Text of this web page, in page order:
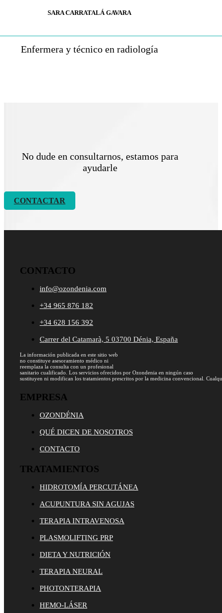
SARA CARRATALÁ GAVARA
Enfermera y técnico en radiología
No dude en consultarnos, estamos para
ayudarle
CONTACTAR
CONTACTO
info@ozondenia.com
+34 965 876 182
+34 628 156 392
Carrer del Catamarà, 5 03700 Dénia, España
La información publicada en este sitio web
no constituye asesoramiento médico ni
reemplaza la consulta con un profesional
sanitario cualificado. Los servicios ofrecidos por Ozondenia en ningún caso
sustituyen ni modifican los tratamientos prescritos por la medicina convencional.
EMPRESA
OZONDÉNIA
QUÉ DICEN DE NOSOTROS
CONTACTO
TRATAMIENTOS
HIDROTOMÍA PERCUTÁNEA
ACUPUNTURA SIN AGUJAS
TERAPIA INTRAVENOSA
PLASMOLIFTING PRP
DIETA Y NUTRICIÓN
TERAPIA NEURAL
PHOTONTERAPIA
HEMO-LÁSER